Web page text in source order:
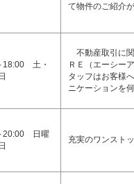
て物件のご紹介
18:00 土・
不動産取引に
ＲＥ（エーシー
タッフはお客様
ニケーションを
20:00 日曜
充実のワンスト